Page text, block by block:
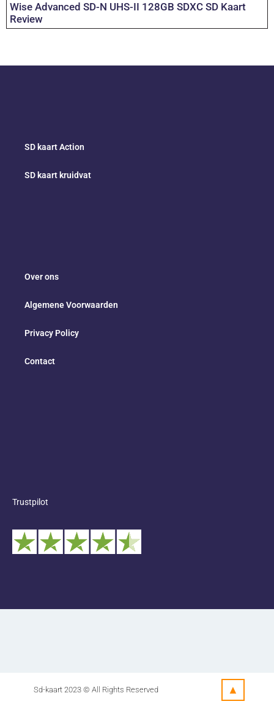
Wise Advanced SD-N UHS-II 128GB SDXC SD Kaart
Review
SD kaart Action
SD kaart kruidvat
Over ons
Algemene Voorwaarden
Privacy Policy
Contact
Trustpilot
Sd-kaart 2023 © All Rights Reserved ▲